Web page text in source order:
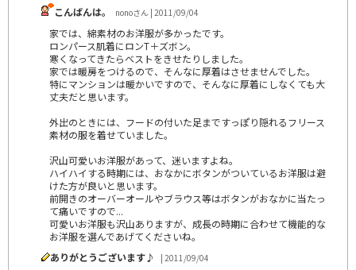
こんばんは。
nonoさん | 2011/09/04
家では、綿素材のお洋服が多かったです。
ロンパース肌着にロンT＋ズボン。
寒くなってきたらベストをきせたりしました。
家では暖房をつけるので、そんなに厚着はさせませんでした。
特にマンションは暖かいですので、そんなに厚着にしなくても大
丈夫だと思います。
外出のときには、フードの付いた足まですっぽり隠れるフリース
素材の服を着せていました。
沢山可愛いお洋服があって、迷いますよね。
ハイハイする時期には、おなかにボタンがついているお洋服は避
けた方が良いと思います。
前開きのオーバーオールやブラウス等はボタンがおなかに当たっ
て痛いですので...
可愛いお洋服も沢山ありますが、成長の時期に合わせて機能的な
お洋服を選んであげてくださいね。
ありがとうございます♪
| 2011/09/04